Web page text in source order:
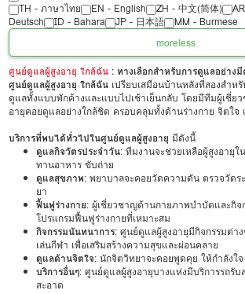
TH - ‏ภาษาไทย EN - English ZH - 中文(简体)
Deutsch
ID - Bahara JP - 日本語
MM - Burmese
moreless
ศูนย์ดูแลผู้สูงอายุ ใกล้ฉัน : ทางเลือกสำหรับการดูแลอย่าง
ศูนย์ดูแลผู้สูงอายุ ใกล้ฉัน เปรียบเสมือนบ้านหลังที่สองสำห
ดูแลทั้งแบบพักค้างและแบบไปเช้าเย็นกลับ โดยมีทีมผู้เชี่ย
อายุคอยดูแลอย่างใกล้ชิด ครอบคลุมทั้งด้านร่างกาย จิตใจ
บริการที่พบได้ทั่วไปในศูนย์ดูแลผู้สูงอายุ มีดังนี้
ดูแลกิจวัตรประจำวัน: ทีมงานจะช่วยเหลือผู้สูงอายุ
ทานอาหาร ขับถ่าย
ดูแลสุขภาพ: พยาบาลจะคอยวัดความดัน ตรวจวัดร
ยา
ฟื้นฟูร่างกาย: ผู้เชี่ยวชาญด้านกายภาพบำบัดและกิ
โปรแกรมฟื้นฟูร่างกายที่เหมาะสม
กิจกรรมนันทนาการ: ศูนย์ดูแลผู้สูงอายุมีกิจกรรมต่าง
เล่นกีฬา เพื่อเสริมสร้างความสุขและผ่อนคลาย
ดูแลด้านจิตใจ: นักจิตวิทยาจะคอยพูดคุย ให้กำลังใ
บริการอื่นๆ: ศูนย์ดูแลผู้สูงอายุบางแห่งมีบริการรถรับ
สะอาด